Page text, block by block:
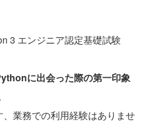
3 エンジニア認定基礎試験
に出会った際の第一印象
業務での利用経験はありませ